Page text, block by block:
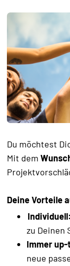
Du möchtest
Mit dem
Deine Vorteile
Individuell:
zu Deinen
Immer
neue